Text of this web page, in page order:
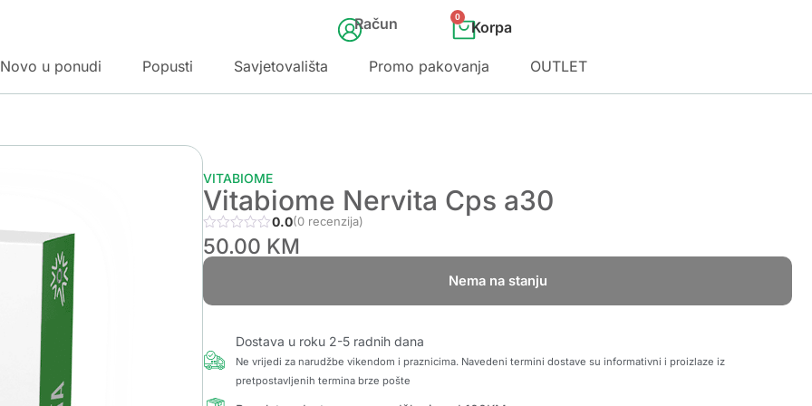
Račun 0
Novo u ponudi Popusti Savjetovališta Promo pakovanja OUTLET
VITABIOME
Vitabiome Nervita Cps a30
0.0(0 recenzija)
50.00 KM
Nema na stanju
Dostava u roku 2-5 radnih dana
Ne vrijedi za narudžbe vikendom i praznicima. Navedeni termini dostave su informativni i proizlaze iz
pretpostavljenih termina brze pošte